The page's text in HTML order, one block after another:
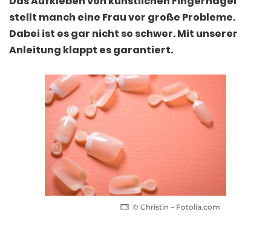
stellt manch eine Frau vor große Probleme.
Dabei ist es gar nicht so schwer. Mit unserer
Anleitung klappt es garantiert.
© Christin – Fotolia.com